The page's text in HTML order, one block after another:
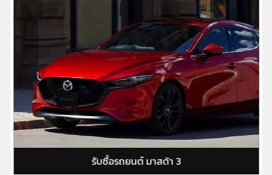
รับซื้อรถยนต์ มาสด้า 3